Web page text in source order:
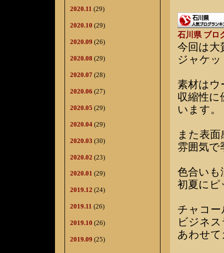
2020.11 (29)
2020.10 (29)
2020.09 (26)
2020.08 (29)
2020.07 (28)
2020.06 (27)
2020.05 (29)
2020.04 (29)
2020.03 (30)
2020.02 (23)
2020.01 (29)
2019.12 (24)
2019.11 (26)
2019.10 (26)
2019.09 (25)
石川県 ブロ
今回は大
ジャケ
素材はウ
収縮性
います。
また表
雰囲気で
色合いも
初夏にピ
チャコ
ビジネ
あわせ